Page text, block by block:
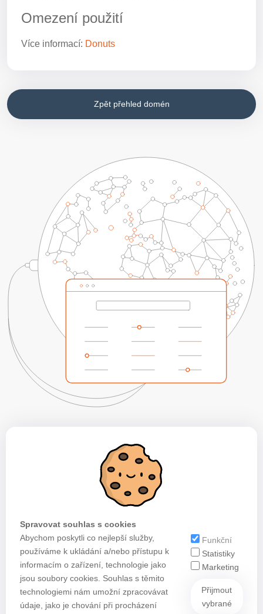
Omezení použití
Více informací: Donuts
Zpět přehled domén
Spravovat souhlas s cookies
Abychom poskytli co nejlepší služby,
používáme k ukládání a/nebo přístupu k
informacím o zařízení, technologie jako
jsou soubory cookies. Souhlas s těmito
technologiemi nám umožní zpracovávat
údaje, jako je chování při procházení
Funkční
Statistiky
Marketing
Přijmout
vybrané